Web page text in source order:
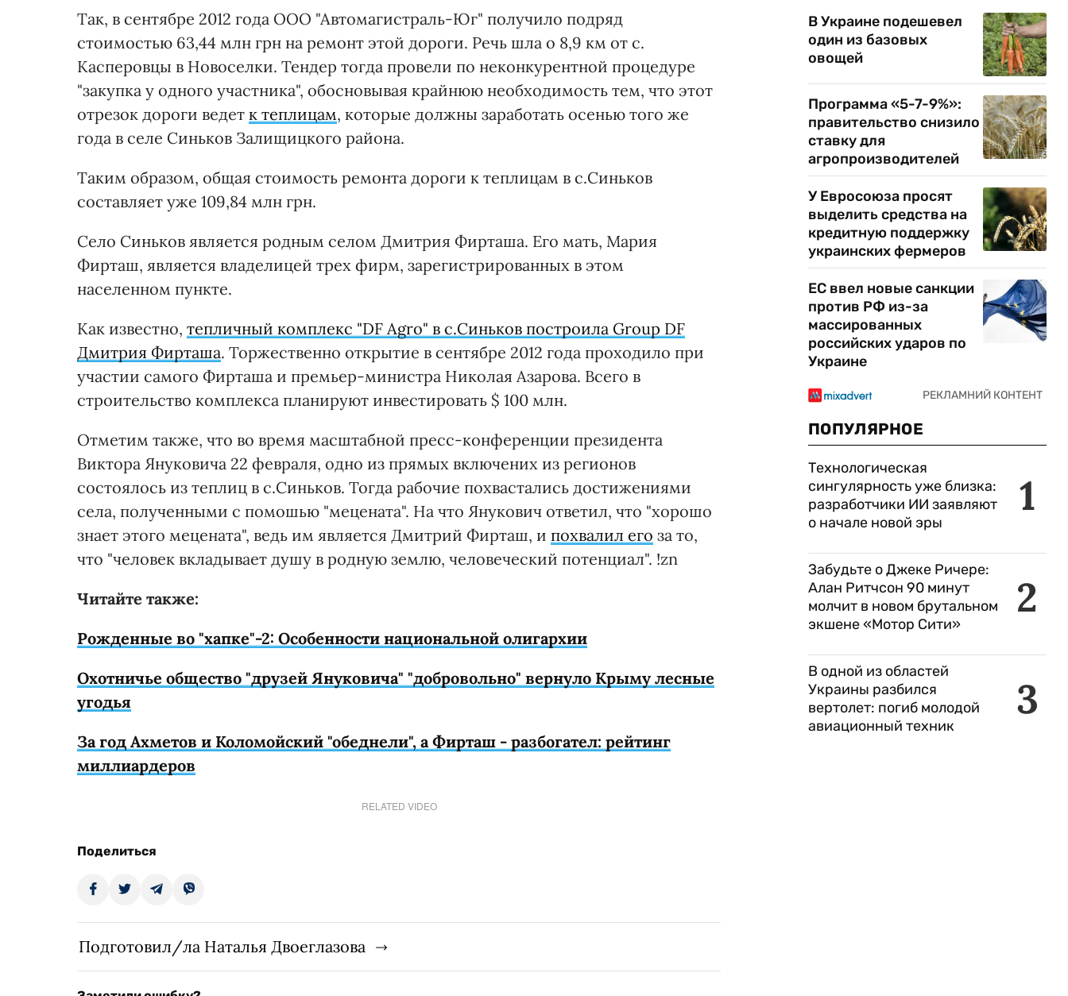
Так, в сентябре 2012 года ООО "Автомагистраль-Юг" получило подряд
стоимостью 63,44 млн грн на ремонт этой дороги. Речь шла о 8,9 км от с.
Касперовцы в Новоселки. Тендер тогда провели по неконкурентной процедуре
"закупка у одного участника", обосновывая крайнюю необходимость тем, что этот
отрезок дороги ведет к теплицам, которые должны заработать осенью того же
года в селе Синьков Залищицкого района.
Таким образом, общая стоимость ремонта дороги к теплицам в с.Синьков
составляет уже 109,84 млн грн.
Село Синьков является родным селом Дмитрия Фирташа. Его мать, Мария
Фирташ, является владелицей трех фирм, зарегистрированных в этом
населенном пункте.
Как известно, тепличный комплекс "DF Agro" в с.Синьков построила Group DF
Дмитрия Фирташа. Торжественно открытие в сентябре 2012 года проходило при
участии самого Фирташа и премьер-министра Николая Азарова. Всего в
строительство комплекса планируют инвестировать $ 100 млн.
Отметим также, что во время масштабной пресс-конференции президента
Виктора Януковича 22 февраля, одно из прямых включених из регионов
состоялось из теплиц в с.Синьков. Тогда рабочие похвастались достижениями
села, полученными с помошью "мецената". На что Янукович ответил, что "хорошо
знает этого мецената", ведь им является Дмитрий Фирташ, и похвалил его за то,
что "человек вкладывает душу в родную землю, человеческий потенциал". !zn
Читайте также:
Рожденные во "хапке"-2: Особенности национальной олигархии
Охотничье общество "друзей Януковича" "добровольно" вернуло Крыму лесные
угодья
За год Ахметов и Коломойский "обеднели", а Фирташ - разбогател: рейтинг
миллиардеров
RELATED VIDEO
Поделиться
Подготовил/ла Наталья Двоеглазова
В Украине подешевел
один из базовых
овощей
Программа «5-7-9%»:
правительство снизило
ставку для
агропроизводителей
У Евросоюза просят
выделить средства на
кредитную поддержку
украинских фермеров
ЕС ввел новые санкции
против РФ из-за
массированных
российских ударов по
Украине
ПОПУЛЯРНОЕ
1
Технологическая
сингулярность уже близка:
разработчики ИИ заявляют
о начале новой эры
2
Забудьте о Джеке Ричере:
Алан Ритчсон 90 минут
молчит в новом брутальном
экшене «Мотор Сити»
3
В одной из областей
Украины разбился
вертолет: погиб молодой
авиационный техник